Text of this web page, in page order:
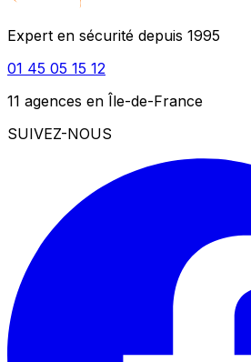
Expert en sécurité depuis 1995
01 45 05 15 12
11 agences en Île-de-France
SUIVEZ-NOUS